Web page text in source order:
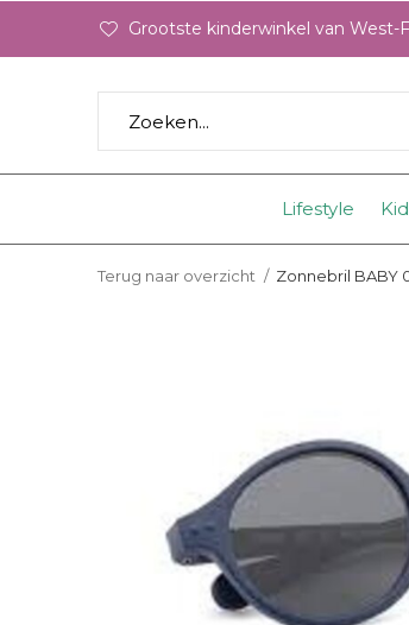
Lifestyle
Grootste kinderwinkel van West-
Terug naar overzicht Zonnebril BABY